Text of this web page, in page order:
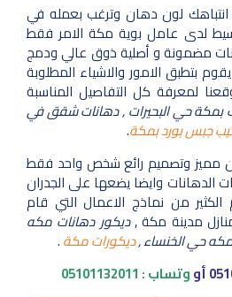
لون دهان وترغب بعمله في
لدى عامل بوية مكة الامر فقط
مضمونة و أصلية ذوق عالي ودمج
بتطبق الامور والاشياء المطلوبة
لمعرفة كل التفاصيل المناسبة
بمكة حي البحيرات , دهانات شقق في
جبس بورد بمكة.
مميز وتصميم رائع شخص واحد فقط
الدهانات وايضا يضعها على الجدران
من نماذج الاعمال التي قام
مدينة مكة ,ديكور دهانات مكه
حي الخنساء ,ديكورات مكة.
أووتساب : 05101132011